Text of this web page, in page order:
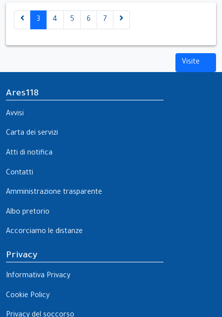
3 4 5 6 7
Visite
Ares118
Avvisi
Carta dei servizi
Atti di notifica
Contatti
Amministrazione trasparente
Albo pretorio
Accorciamo le distanze
Privacy
Informativa Privacy
Cookie Policy